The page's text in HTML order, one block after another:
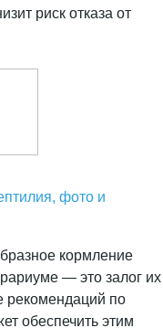
риск отказа от
фото и
кормление
— это залог их
рекомендаций по
обеспечить этим